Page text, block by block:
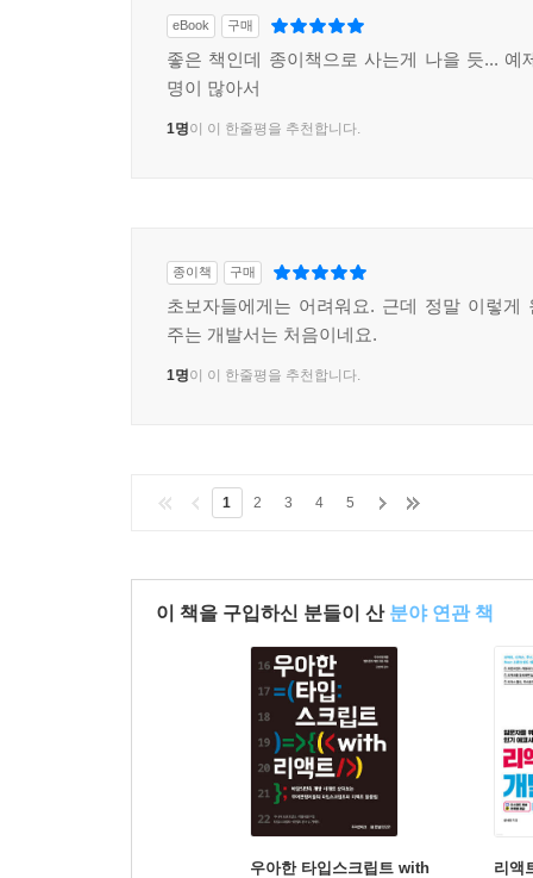
eBook 구매
좋은 책인데 종이책으로 사는게 나을 듯... 예
명이 많아서
1명이 이 한줄평을 추천합니다.
종이책 구매
초보자들에게는 어려워요. 근데 정말 이렇게
주는 개발서는 처음이네요.
1명이 이 한줄평을 추천합니다.
1 2 3 4 5
이 책을 구입하신 분들이 산 분야 연관 책
우아한 타입스크립트 with
리액